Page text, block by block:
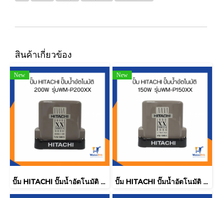
สินค้าเกี่ยวข้อง
New
ปั๊ม HITACHI ปั๊มน้ำอัตโนมัติ 200W รุ่นWM-P200XX
New
ปั๊ม HITACHI ปั๊มน้ำอัตโนมัติ 150W รุ่นWM-P150XX